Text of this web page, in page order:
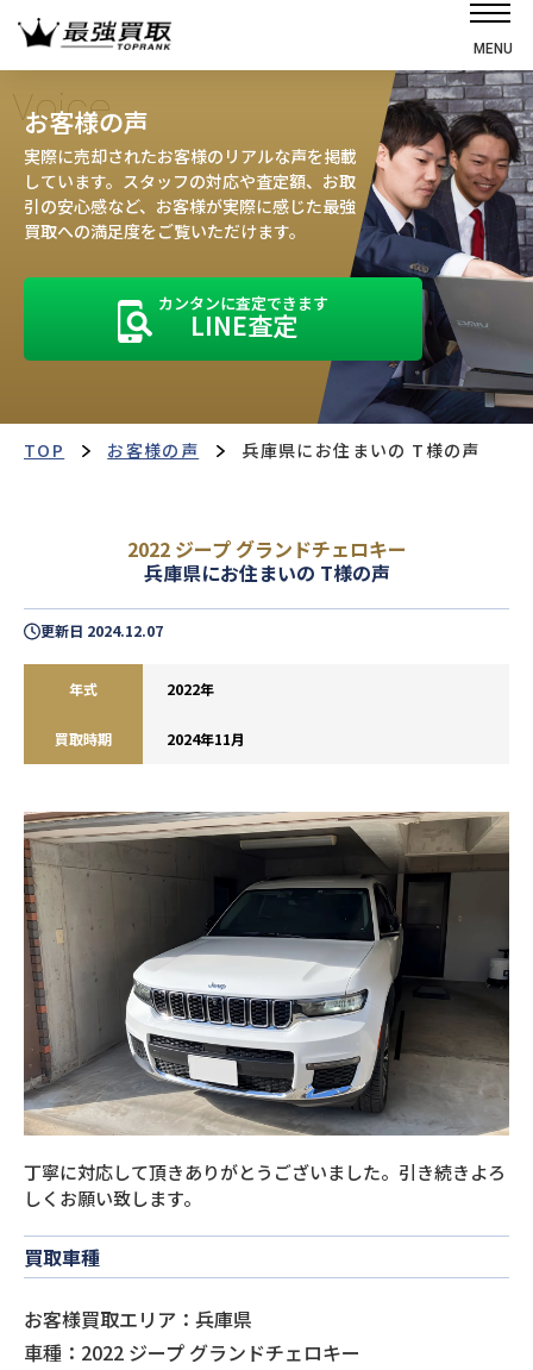
MENU
ホーム
選ばれる理由
高価買取の仕組み
売却の流れ
お客様の声
運営会社
最強買取マガジン
閉じる
Voice
お客様の声
実際に売却されたお客様のリアルな声を掲載
しています。スタッフの対応や査定額、お取
引の安心感など、お客様が実際に感じた最強
買取への満足度をご覧いただけます。
カンタンに査定できます
LINE査定
TOP お客様の声 兵庫県にお住まいの T様の声
2022 ジープ グランドチェロキー
兵庫県にお住まいの T様の声
更新日 2024.12.07
年式 2022年
買取時期 2024年11月
丁寧に対応して頂きありがとうございました。引き続きよろ
しくお願い致します。
買取車種
お客様買取エリア：兵庫県
車種：2022 ジープ グランドチェロキー